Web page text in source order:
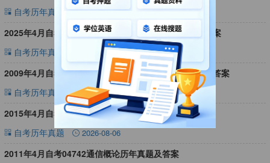
自考历年真题
2026-08-07
2025年4月自考07729仓储技术和库存理论历年真题及答案
自考历年真题
2026-08-07
2009年4月自考13017计算机网络与信息安全历年真题及答案
自考历年真题
2026-08-07
2015年4月自考13155写作历年真题及答案
自考历年真题
2026-08-06
2011年4月自考04742通信概论历年真题及答案